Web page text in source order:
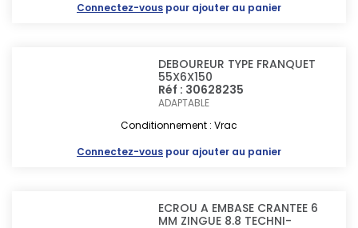
Connectez-vous pour ajouter au panier
DEBOUREUR TYPE FRANQUET
55X6X150
Réf : 30628235
ADAPTABLE
Conditionnement : Vrac
Connectez-vous pour ajouter au panier
ECROU A EMBASE CRANTEE 6
MM ZINGUE 8.8 TECHNI-